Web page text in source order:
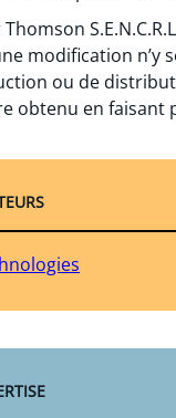
modification
ou de
obtenu en faisant